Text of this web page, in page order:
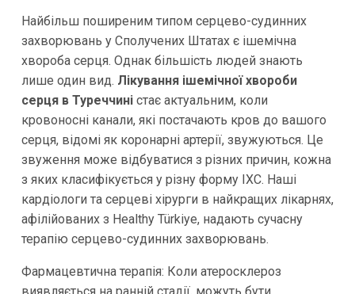
Найбільш поширеним типом серцево-судинних
захворювань у Сполучених Штатах є ішемічна
хвороба серця. Однак більшість людей знають
лише один вид. Лікування ішемічної хвороби
серця в Туреччиністає актуальним, коли
кровоносні канали, які постачають кров до вашого
серця, відомі як коронарні артерії, звужуються. Це
звуження може відбуватися з різних причин, кожна
з яких класифікується у різну форму ІХС. Наші
кардіологи та серцеві хірурги в найкращих лікарнях,
афілійованих з Healthy Türkiye, надають сучасну
терапію серцево-судинних захворювань.
Фармацевтична терапія: Коли атеросклероз